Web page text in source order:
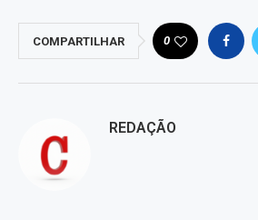
COMPARTILHAR 0
REDAÇÃO